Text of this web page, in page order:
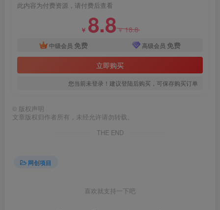
此内容为付费资源，请付费后查看
￥ 8.8￥18.8
中级会员 免费 高级会员 免费
立即购买
您当前未登录！建议登陆后购买，可保存购买订单
© 版权声明
文章版权归作者所有，未经允许请勿转载。
THE END
网创项目
喜欢就支持一下吧